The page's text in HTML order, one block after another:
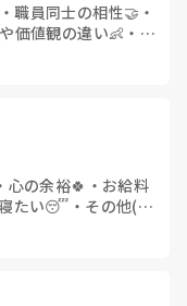
・職員同士の相性🤝 ・
価値観の違い👶 ・ 自
心の余裕🍀 ・ お給料
たい😴 ・ その他(コ